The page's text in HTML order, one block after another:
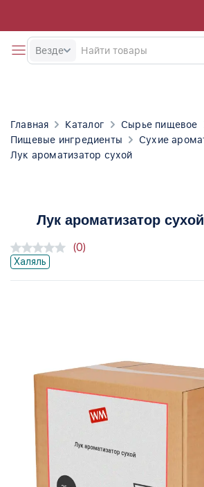
Везде
Главная Каталог
Сырье пищевое
Пищевые ингредиенты
Сухие
Лук ароматизатор сухой
Лук ароматизатор сухой
Халяль
(0)